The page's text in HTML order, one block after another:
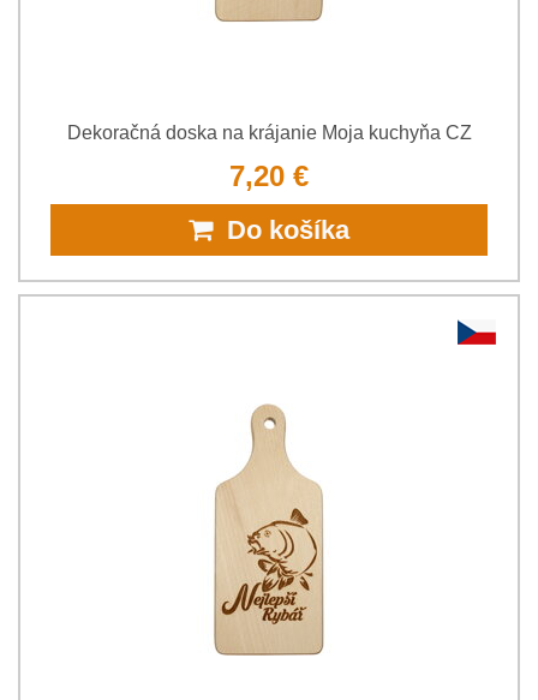
Dekoračná doska na krájanie Moja kuchyňa CZ
7,20 €
Do košíka